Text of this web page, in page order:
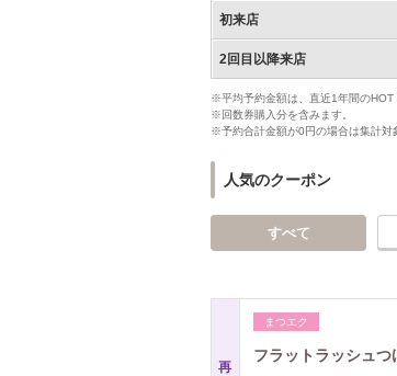
初来店
2回目以降来店
※平均予約金額は、直近1年間のHOT
※回数券購入分を含みます。
※予約合計金額が0円の場合は集計対
人気のクーポン
すべて
再
まつエク
フラットラッシュつ